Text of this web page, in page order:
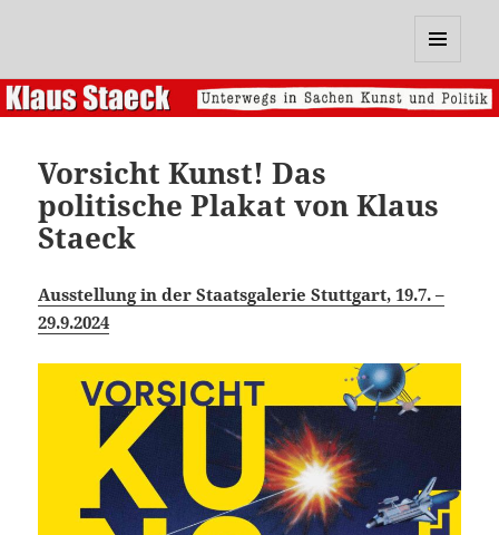
UND
WIDGETS
Vorsicht Kunst! Das
politische Plakat von Klaus
Staeck
Ausstellung in der Staatsgalerie Stuttgart, 19.7. –
29.9.2024